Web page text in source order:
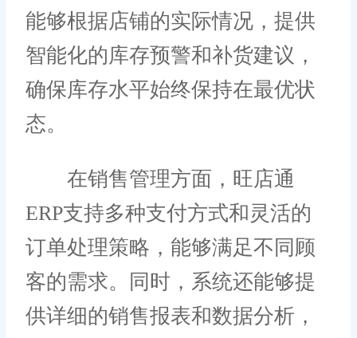
能够根据店铺的实际情况，提供
智能化的库存预警和补货建议，
确保库存水平始终保持在最优状
态。
在销售管理方面，旺店通
ERP支持多种支付方式和灵活的
订单处理策略，能够满足不同顾
客的需求。同时，系统还能够提
供详细的销售报表和数据分析，